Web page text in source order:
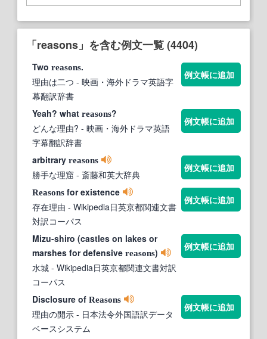
「reasons」を含む例文一覧 (4404)
Two reasons.
理由は二つ - 映画・海外ドラマ英語字
幕翻訳辞書
例文帳に追加
Yeah? what reasons?
どんな理由? - 映画・海外ドラマ英語
字幕翻訳辞書
例文帳に追加
arbitrary reasons
勝手な理窟 - 斎藤和英大辞典
例文帳に追加
Reasons for existence
存在理由 - Wikipedia日英京都関連文書
対訳コーパス
例文帳に追加
Mizu-shiro (castles on lakes or
marshes for defensive reasons)
水城 - Wikipedia日英京都関連文書対訳
コーパス
例文帳に追加
Disclosure of Reasons
理由の開示 - 日本法令外国語訳データ
ベースシステム
例文帳に追加